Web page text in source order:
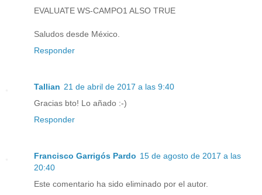
EVALUATE WS-CAMPO1 ALSO TRUE
Saludos desde México.
Responder
Tallian 21 de abril de 2017 a las 9:40
Gracias bto! Lo añado :-)
Responder
Francisco Garrigós Pardo 15 de agosto de 2017 a las
20:40
Este comentario ha sido eliminado por el autor.